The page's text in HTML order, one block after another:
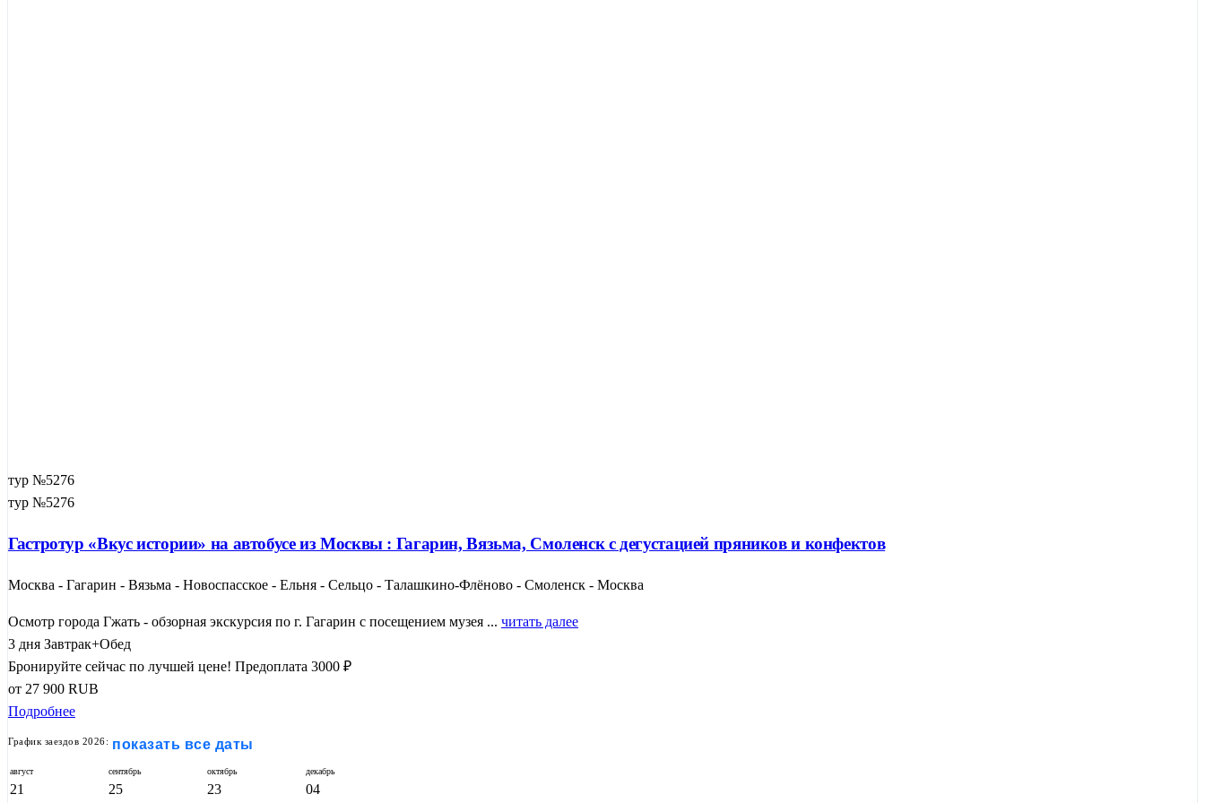
тур №5276
тур №5276
Гастротур «Вкус истории» на автобусе из Москвы : Гагарин, Вязьма, Смоленск с дегустацией пряников и конфектов
Москва - Гагарин - Вязьма - Новоспасское - Ельня - Сельцо - Талашкино-Флёново - Смоленск - Москва
Осмотр города Гжать - обзорная экскурсия по г. Гагарин с посещением музея ... читать далее
3 дня Завтрак+Обед
Бронируйте сейчас по лучшей цене! Предоплата 3000 ₽
от 27 900 RUB
Подробнее
График заездов 2026: показать все даты
август
21
сентябрь
25
октябрь
23
декабрь
04